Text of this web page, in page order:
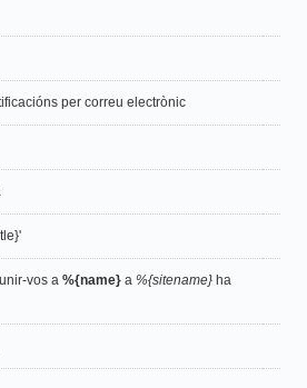
per correu electrònic
vos a %{name} a %{sitename} ha